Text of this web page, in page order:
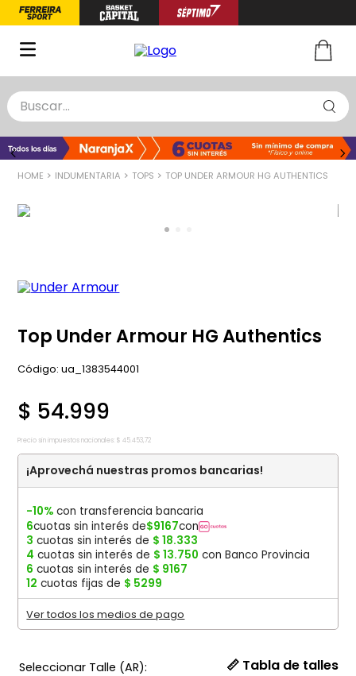
Buscar...
INDUMENTARIA TOPS TOP UNDER ARMOUR HG AUTHENTICS
Top Under Armour HG Authentics
:ua_1383544001
$ 54.999
Precio sin impuestos nacionales: $ 45.453,72
¡Aprovechá nuestras promos bancarias!
-10% con transferencia bancaria
6cuotas sin interés de$9167con
3 cuotas sin interés de $ 18.333
4 cuotas sin interés de $ 13.750 con Banco Provincia
6 cuotas sin interés de $ 9167
12 cuotas fijas de $ 5299
Ver todos los medios de pago
📏 Tabla de talles
TÉRMINOS MÁS BUSCADOS
1.
zapatillas basquet
2.
niño
4